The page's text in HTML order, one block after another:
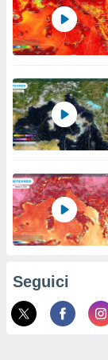
Seguici